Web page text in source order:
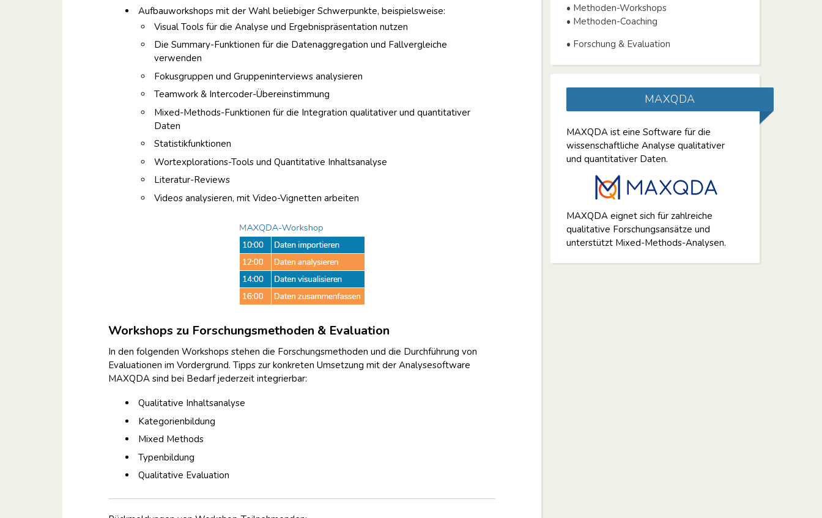
Aufbauworkshops mit der Wahl beliebiger Schwerpunkte, beispielsweise:
Visual Tools für die Analyse und Ergebnispräsentation nutzen
Die Summary-Funktionen für die Datenaggregation und Fallvergleiche
verwenden
Fokusgruppen und Gruppeninterviews analysieren
Teamwork & Intercoder-Übereinstimmung
Mixed-Methods-Funktionen für die Integration qualitativer und quantitativer
Daten
Statistikfunktionen
Wortexplorations-Tools und Quantitative Inhaltsanalyse
Literatur-Reviews
Videos analysieren, mit Video-Vignetten arbeiten
Workshops zu Forschungsmethoden & Evaluation
In den folgenden Workshops stehen die Forschungsmethoden und die Durchführung von
Evaluationen im Vordergrund. Tipps zur konkreten Umsetzung mit der Analysesoftware
MAXQDA sind bei Bedarf jederzeit integrierbar:
Qualitative Inhaltsanalyse
Kategorienbildung
Mixed Methods
Typenbildung
Qualitative Evaluation
• Methoden-Workshops
• Methoden-Coaching
• Forschung & Evaluation
MAXQDA
MAXQDA ist eine Software für die
wissenschaftliche Analyse qualitativer
und quantitativer Daten.
MAXQDA eignet sich für zahlreiche
qualitative Forschungsansätze und
unterstützt Mixed-Methods-Analysen.